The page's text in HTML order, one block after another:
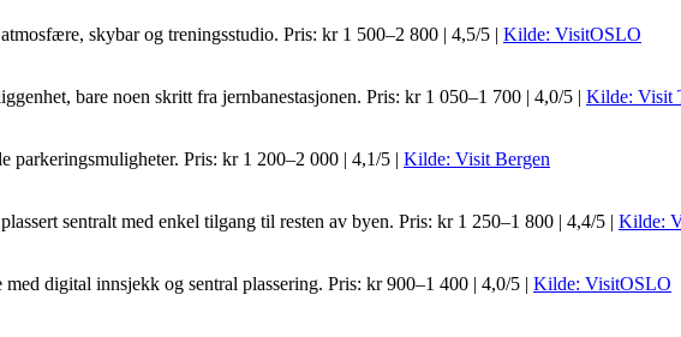
skybar og treningsstudio. Pris: kr 1 500–2 800 | 4,5/5 | Kilde: VisitOSLO
bare noen skritt fra jernbanestasjonen. Pris: kr 1 050–1 700 | 4,0/5 | Kilde: Visit
parkeringsmuligheter. Pris: kr 1 200–2 000 | 4,1/5 | Kilde: Visit Bergen
sentralt med enkel tilgang til resten av byen. Pris: kr 1 250–1 800 | 4,4/5 | Kilde:
digital innsjekk og sentral plassering. Pris: kr 900–1 400 | 4,0/5 | Kilde: VisitOSLO